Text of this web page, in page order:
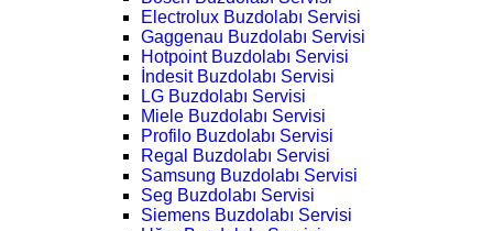
Electrolux Buzdolabı Servisi
Gaggenau Buzdolabı Servisi
Hotpoint Buzdolabı Servisi
İndesit Buzdolabı Servisi
LG Buzdolabı Servisi
Miele Buzdolabı Servisi
Profilo Buzdolabı Servisi
Regal Buzdolabı Servisi
Samsung Buzdolabı Servisi
Seg Buzdolabı Servisi
Siemens Buzdolabı Servisi